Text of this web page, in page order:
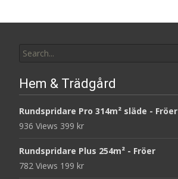
for:
Hem & Trädgård
Rundspridare Pro 314m² släde - Fröer
936 Views 399 kr
Rundspridare Plus 254m² - Fröer
782 Views 199 kr